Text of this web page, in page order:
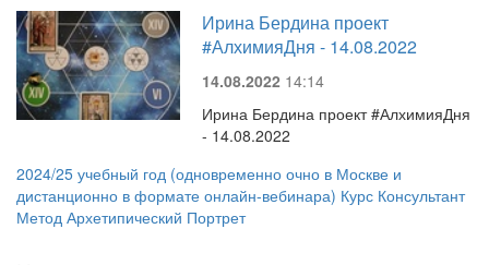
Ирина Бердина проект
#АлхимияДня - 14.08.2022
14.08.2022 14:14
Ирина Бердина проект #АлхимияДня
- 14.08.2022
2024/25 учебный год (одновременно очно в Москве и
дистанционно в формате онлайн-вебинара) Курс Консультант
Метод Архетипический Портрет